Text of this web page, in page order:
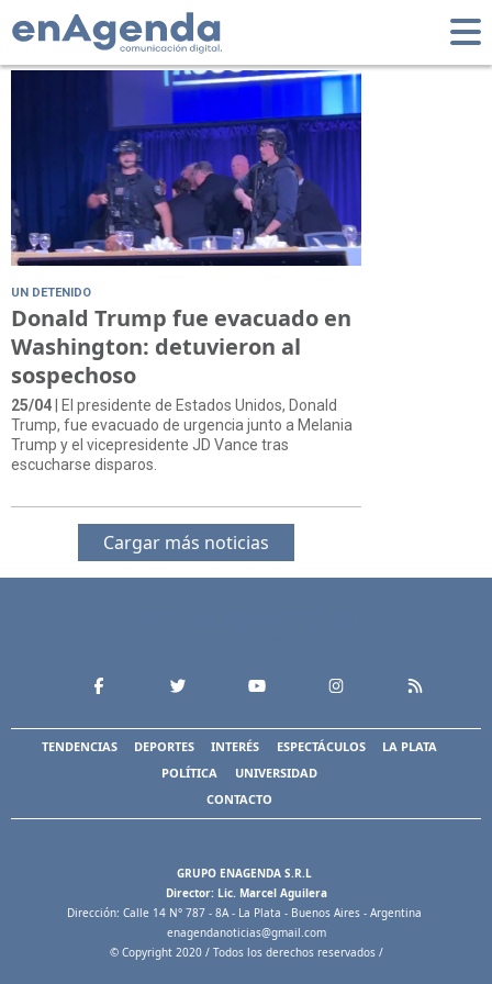
Tag: Servicio Secreto
UN DETENIDO
Donald Trump fue evacuado en
Washington: detuvieron al
sospechoso
25/04 | El presidente de Estados Unidos, Donald
Trump, fue evacuado de urgencia junto a Melania
Trump y el vicepresidente JD Vance tras
escucharse disparos.
Cargar más noticias
TENDENCIAS DEPORTES INTERÉS ESPECTÁCULOS
LA PLATA
POLÍTICA
UNIVERSIDAD
CONTACTO
GRUPO ENAGENDA S.R.L
Director: Lic. Marcel Aguilera
Dirección: Calle 14 N° 787 - 8A - La Plata - Buenos Aires - Argentina
enagendanoticias@gmail.com
© Copyright 2020 / Todos los derechos reservados /